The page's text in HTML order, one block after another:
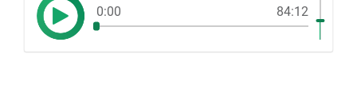
0:00 84:12